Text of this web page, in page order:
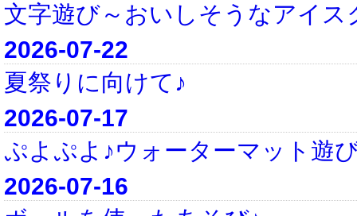
文字遊び～おいしそうなアイ
2026-07-22
夏祭りに向けて♪
2026-07-17
ぷよぷよ♪ウォーターマット遊
2026-07-16